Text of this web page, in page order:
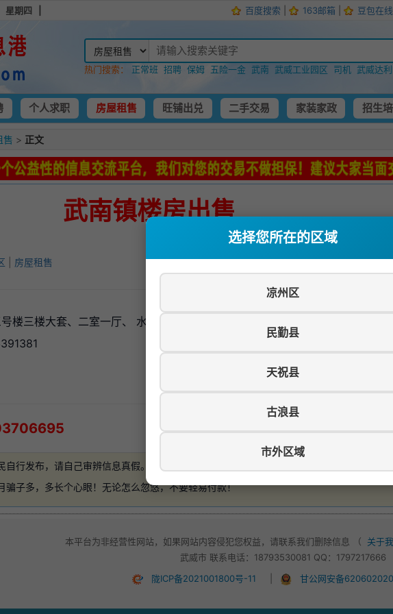
星期四 | 百度搜索 163邮箱 豆包在线
热门搜索： 正常班 招聘 保姆 五险一金 武南 武威工业园区 司机 武威达
选择您所在的区域
凉州区
民勤县
天祝县
古浪县
市外区域
个人求职 房屋租售 旺铺出兑 二手交易 家装家政 招生
售 > 正文
武南镇楼房出售
房屋租售 发布时间：2023-08-22
楼三楼大套、二室一厅、 水*电*暖*天然气*冰箱*太阳能热水器*沙发家具齐全，
自行发布，请自己审辨信息真假。 如有损失，本站概不负责
骗子多，多长个心眼！无论怎么忽悠，不要轻易付款！
本平台为非经营性网站，如果网站内容侵犯您权益，请联系我们删除信息 （ 关于
武威市 联系电话：18793530081 QQ：1797217666
陇ICP备2021001800号-11
甘公网安备